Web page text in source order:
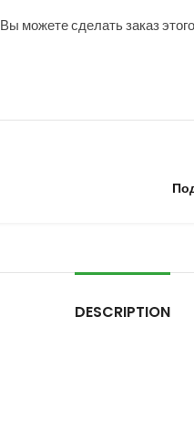
Вы можете сделать заказ
DESCRIPTION